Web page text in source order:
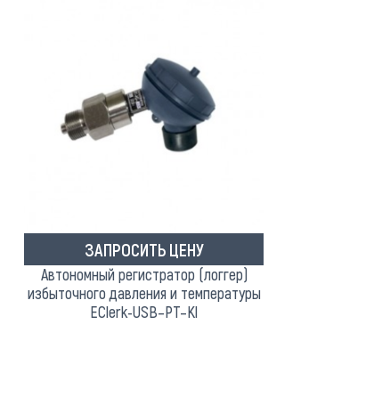
ЗАПРОСИТЬ ЦЕНУ
Автономный регистратор (логгер)
избыточного давления и температуры
EClerk-USB–PT–Kl